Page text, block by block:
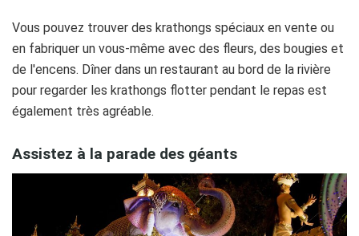
Vous pouvez trouver des krathongs spéciaux en vente ou
en fabriquer un vous-même avec des fleurs, des bougies et
de l'encens. Dîner dans un restaurant au bord de la rivière
pour regarder les krathongs flotter pendant le repas est
également très agréable.
Assistez à la parade des géants